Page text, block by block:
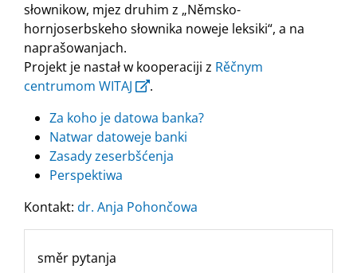
słownikow, mjez druhim z „Němsko-
hornjoserbskeho słownika noweje leksiki“, a na
naprašowanjach.
Projekt je nastał w kooperaciji z Rěčnym
centrumom WITAJ
.
Za koho je datowa banka?
Natwar datoweje banki
Zasady zeserbšćenja
Perspektiwa
Kontakt: dr. Anja Pohončowa
směr pytanja